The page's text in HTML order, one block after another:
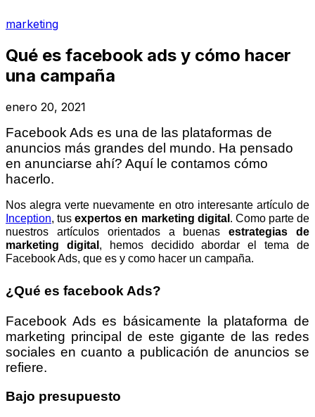
marketing
Qué es facebook ads y cómo hacer
una campaña
enero 20, 2021
Facebook Ads es una de las plataformas de
anuncios más grandes del mundo. Ha pensado
en anunciarse ahí? Aquí le contamos cómo
hacerlo.
Nos alegra verte nuevamente en otro interesante artículo de
Inception, tusexpertos en marketing digital . Como parte de
nuestros artículos orientados a buenasestrategias de
marketing digital , hemos decidido abordar el tema de
Facebook Ads, que es y como hacer un campaña.
¿Qué es facebook Ads?
Facebook Ads es básicamente la plataforma de
marketing principal de este gigante de las redes
sociales en cuanto a publicación de anuncios se
refiere.
Bajo presupuesto